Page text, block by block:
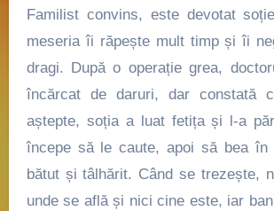
Familist convins, este devotat
meseria îi răpește mult timp și îi
dragi. După o operație grea,
încărcat de daruri, dar constată
aștepte, soția a luat fetița și l-a
începe să le caute, apoi să bea în
bătut și tâlhărit. Când se trezește,
unde se află și nici cine este, iar